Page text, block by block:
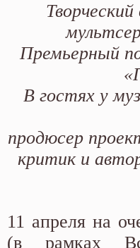
Премьерный
В гостях у
продюсер
критик и
11 апреля на
(в рамках